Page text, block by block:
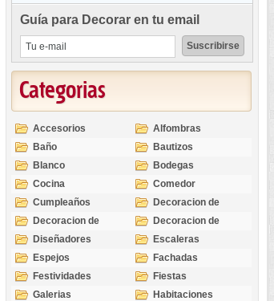
Guía para Decorar en tu email
Categorias
Accesorios
Alfombras
Baño
Bautizos
Blanco
Bodegas
Cocina
Comedor
Cumpleaños
Decoracion de
Exteriores
Decoracion de
Interiores
Decoracion de
Ocasiones
Diseñadores
Escaleras
Espejos
Fachadas
Festividades
Fiestas
Galerias
Habitaciones